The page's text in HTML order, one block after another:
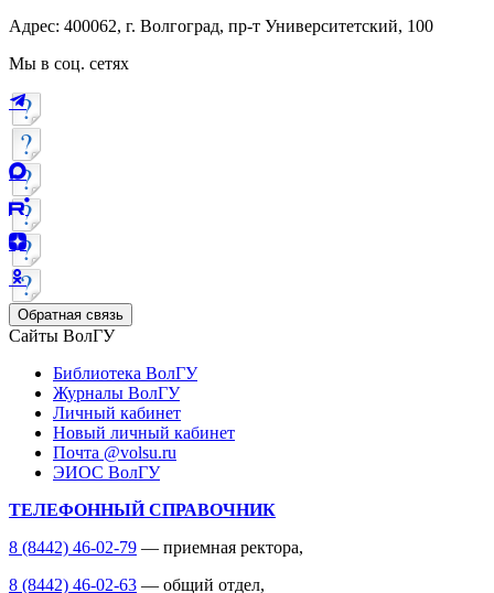
Адрес: 400062, г. Волгоград, пр-т Университетский, 100
Мы в соц. сетях
Обратная связь
Сайты ВолГУ
Библиотека ВолГУ
Журналы ВолГУ
Личный кабинет
Новый личный кабинет
Почта @volsu.ru
ЭИОС ВолГУ
ТЕЛЕФОННЫЙ СПРАВОЧНИК
8 (8442) 46-02-79 — приемная ректора,
8 (8442) 46-02-63 — общий отдел,